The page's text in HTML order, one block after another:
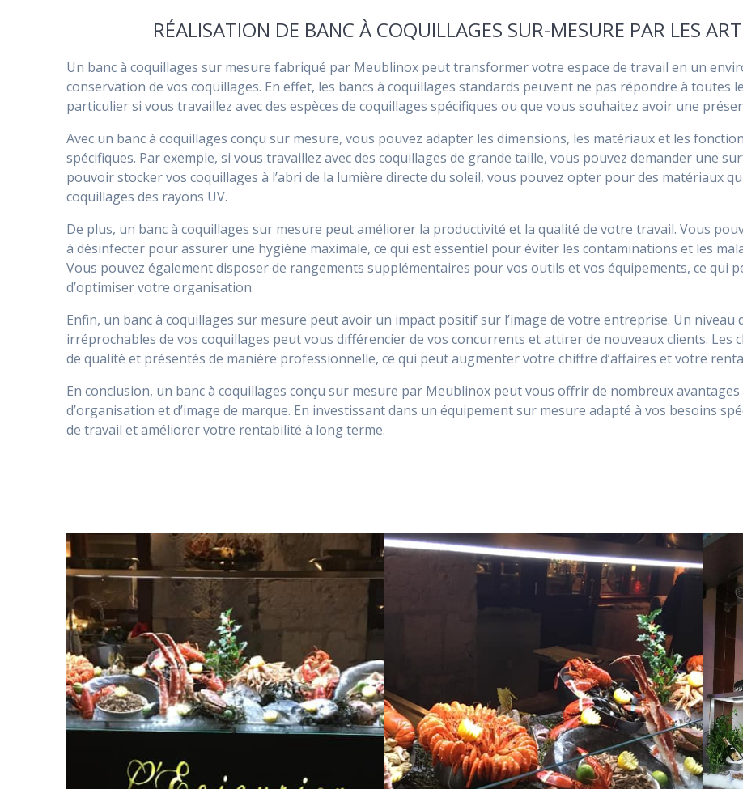
RÉALISATION DE BANC À COQUILLAGES SUR-MESURE PAR LES
Un banc à coquillages sur mesure fabriqué par Meublinox peut transformer votre espace de travail en un
conservation de vos coquillages. En effet, les bancs à coquillages standards peuvent ne pas répondre à toutes
particulier si vous travaillez avec des espèces de coquillages spécifiques ou que vous souhaitez avoir une
Avec un banc à coquillages conçu sur mesure, vous pouvez adapter les dimensions, les matériaux et les
spécifiques. Par exemple, si vous travaillez avec des coquillages de grande taille, vous pouvez demander une
pouvoir stocker vos coquillages à l’abri de la lumière directe du soleil, vous pouvez opter pour des matériaux
coquillages des rayons UV.
De plus, un banc à coquillages sur mesure peut améliorer la productivité et la qualité de votre travail. Vous
à désinfecter pour assurer une hygiène maximale, ce qui est essentiel pour éviter les contaminations et les
Vous pouvez également disposer de rangements supplémentaires pour vos outils et vos équipements, ce qui
d’optimiser votre organisation.
Enfin, un banc à coquillages sur mesure peut avoir un impact positif sur l’image de votre entreprise. Un
irréprochables de vos coquillages peut vous différencier de vos concurrents et attirer de nouveaux clients. Les
de qualité et présentés de manière professionnelle, ce qui peut augmenter votre chiffre d’affaires et votre
En conclusion, un banc à coquillages conçu sur mesure par Meublinox peut vous offrir de nombreux
d’organisation et d’image de marque. En investissant dans un équipement sur mesure adapté à vos besoins
de travail et améliorer votre rentabilité à long terme.